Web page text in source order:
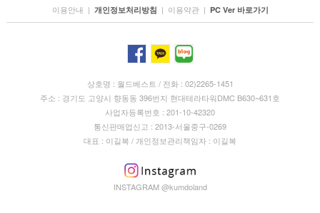
이용안내 | 개인정보처리방침 | 이용약관 | PC Ver 바로가기
상호명 : 월드베스트 / 전화 : 02)2265-1451
주소 : 경기도 고양시 향동동 396번지 현대테라타워DMC B630~631호
사업자등록번호 : 201-10-42320
통신판매업신고 : 2013-서울중구-0269
대표 : 이길복 / 개인정보관리책임자 : 이길복
INSTAGRAM @kumdoland